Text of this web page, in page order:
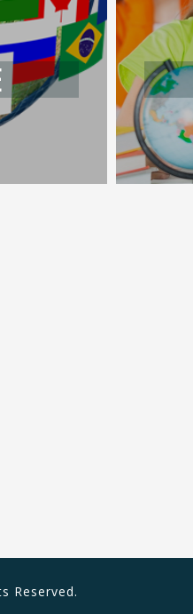
Reserved.